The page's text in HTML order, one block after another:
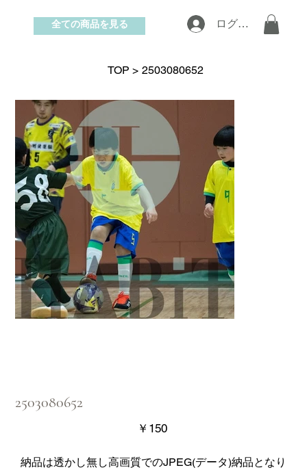
お問い合わせ
ログイン
全ての商品を見る
TOP > 2503080652
2503080652
価
格
￥150
納品は透かし無し高画質でのJPEG(データ)納品となり